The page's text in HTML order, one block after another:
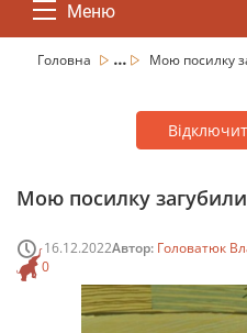
Меню
Головна ... Мою посилку
Мою посилку
16.12.2022Автор: Головатюк
0